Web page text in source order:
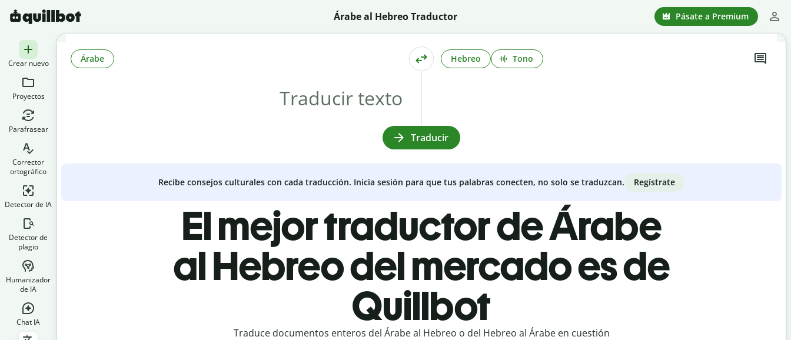
Árabe al Hebreo Traductor Pásate a Premium
Crear nuevo
Proyectos
Parafrasear
Corrector
ortográfico
Detector de IA
Detector de
plagio
Humanizador
de IA
Chat IA
Árabe Hebreo Tono
Traducir
Recibe consejos culturales con cada traducción. Inicia sesión para que tus palabras conecten, no solo se traduzcan. Regístrate
El mejor traductor de Árabe
al Hebreo del mercado es de
Quillbot
Traduce documentos enteros del Árabe al Hebreo o del Hebreo al Árabe en cuestión